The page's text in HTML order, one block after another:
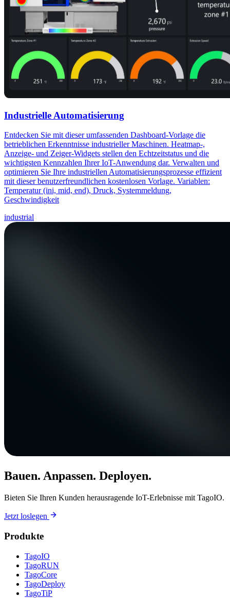
Industrielle Automatisierung
Entdecken Sie mit dieser umfassenden Dashboard-Vorlage die
betrieblichen Erkenntnisse industrieller Maschinen. Heatmap-,
Anzeige- und Zeiger-Widgets stellen den Echtzeitstatus und die
wichtigsten Kennzahlen Ihrer IoT-Anwendung dar. Verwalten und
optimieren Sie Ihre industriellen Automatisierungsprozesse effizient
mit dieser benutzerfreundlichen kostenlosen Vorlage. Variablen:
Temperatur (ini, mid, end), Druck, Systemmeldung,
Geschwindigkeit
industrial
Bauen. Anpassen. Deployen.
Bieten Sie Ihren Kunden herausragende IoT-Erlebnisse mit TagoIO.
Jetzt loslegen
Produkte
TagoIO
TagoRUN
TagoCore
TagoDeploy
TagoTiP